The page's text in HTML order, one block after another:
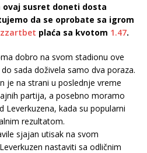
ovaj susret doneti dosta
da se oprobate sa igrom
plaća sa kvotom 1.47.
dobro na svom stadionu ove
sada doživela samo dva poraza.
je na strani u poslednje vreme
partija, a posebno moramo
Leverkuzena, kada su popularni
rezultatom.
sjajan utisak na svom
nastaviti sa odličnim